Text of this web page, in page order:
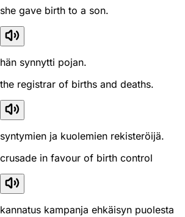
she gave birth to a son.
hän synnytti pojan.
the registrar of births and deaths.
syntymien ja kuolemien rekisteröijä.
crusade in favour of birth control
kannatus kampanja ehkäisyn puolesta